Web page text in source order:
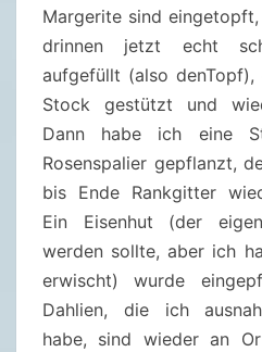
Margerite sind
drinnen jetzt echt
aufgefüllt (also
Stock gestützt und
Dann habe ich eine
Rosenspalier gepflanzt,
bis Ende Rankgitter
Ein Eisenhut (der
werden sollte, aber ich
erwischt) wurde
Dahlien, die ich
habe, sind wieder an